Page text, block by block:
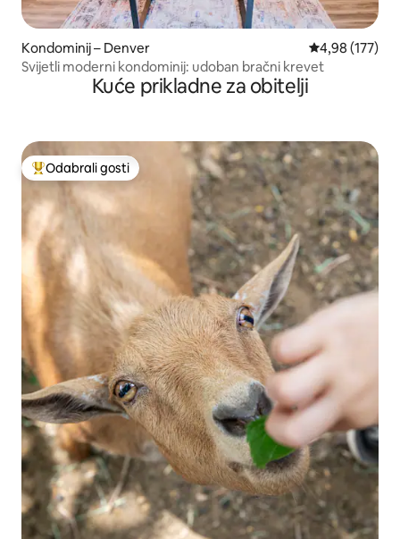
Kondominij – Denver Prosječna
4,98 (177)
Svijetli moderni kondominij: udoban bračni krevet
Kuće prikladne za obitelji
Među najviše rangiranima s oznakom „Odabrali gosti”
Odabrali gosti